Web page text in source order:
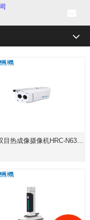
测温双目热成像摄像机HRC-N6300系列